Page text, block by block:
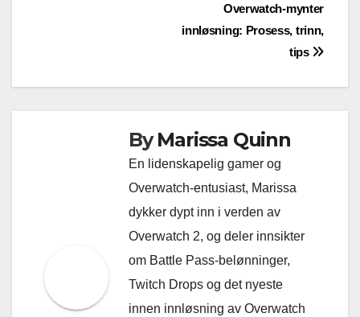
Overwatch-mynter
innløsning: Prosess, trinn,
tips
ByMarissa Quinn
En lidenskapelig gamer og
Overwatch-entusiast, Marissa
dykker dypt inn i verden av
Overwatch 2, og deler innsikter
om Battle Pass-belønninger,
Twitch Drops og det nyeste
innen innløsning av Overwatch